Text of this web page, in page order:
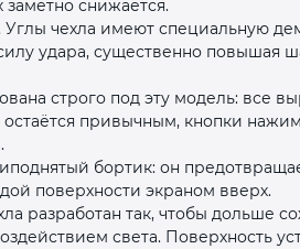
снижается.
чехла имеют специальную
удара, существенно повышая
строго под эту модель: все
привычным, кнопки
бортик: он
поверхности экраном вверх.
разработан так, чтобы дольше
света. Поверхность